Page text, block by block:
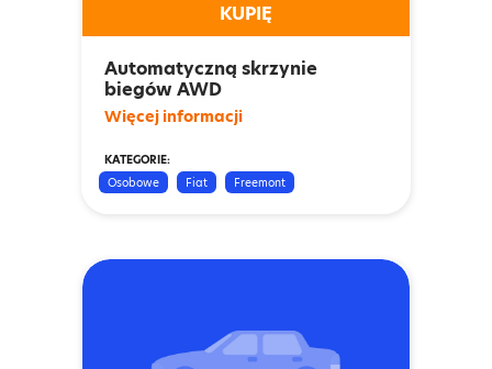
KUPIĘ
Automatyczną skrzynie
biegów AWD
Więcej informacji
KATEGORIE:
Osobowe
Fiat Freemont